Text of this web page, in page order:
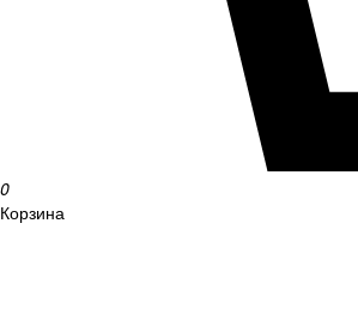
0
Корзина